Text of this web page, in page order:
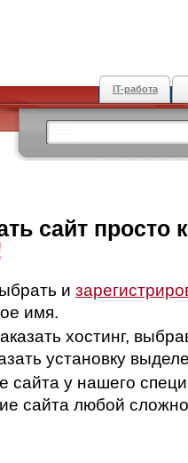
IT-работа
сайт просто
и
имя.
хостинг,
установку
сайта у нашего
сайта любой